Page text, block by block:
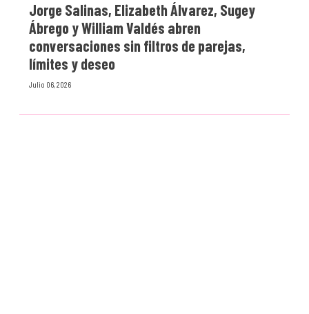
Jorge Salinas, Elizabeth Álvarez, Sugey
Ábrego y William Valdés abren
conversaciones sin filtros de parejas,
límites y deseo
Julio 06, 2026